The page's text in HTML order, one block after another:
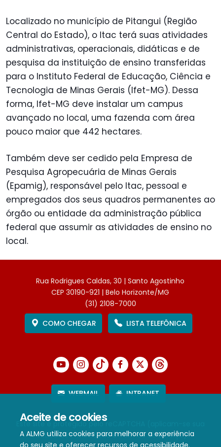
Aceite de cookies
A ALMG utiliza cookies para melhorar a experiência
do seu site e oferecer recursos de acessibilidade.
Localizado no município de Pitangui (Região
Central do Estado), o Itac terá suas atividades
administrativas, operacionais, didáticas e de
pesquisa da instituição de ensino transferidas
para o Instituto Federal de Educação, Ciência e
Tecnologia de Minas Gerais (Ifet-MG). Dessa
forma, Ifet-MG deve instalar um campus
avançado no local, uma fazenda com área
pouco maior que 442 hectares.
Também deve ser cedido pela Empresa de
Pesquisa Agropecuária de Minas Gerais
(Epamig), responsável pelo Itac, pessoal e
empregados dos seus quadros permanentes ao
órgão ou entidade da administração pública
federal que assumir as atividades de ensino no
local.
Rua Rodrigues Caldas, 30 | Santo Agostinho
CEP 30190-921 | Belo Horizonte/MG
(31) 2108-7000
COMO CHEGAR
LISTA TELEFÔNICA
WEBMAIL INTRANET
Este site é protegido pelo reCAPTCHA (aplicam-se sua
Política de PrivacidadeeTermos de Serviço).